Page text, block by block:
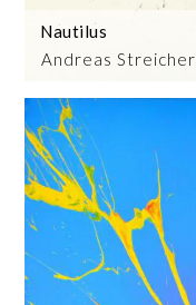
Andreas Streicher
Nautilus